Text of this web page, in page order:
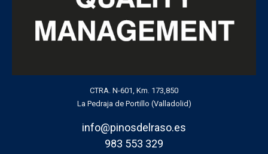
CTRA. N-601, Km. 173,850
La Pedraja de Portillo (Valladolid)
info@pinosdelraso.es
983 553 329